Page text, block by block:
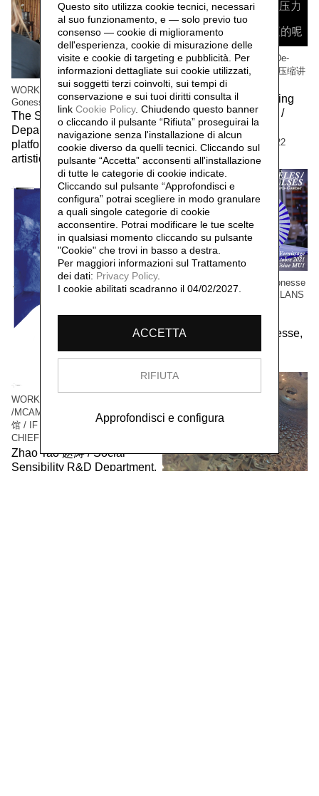
WORK/LIVE 干活 Beijing / Paris-
Gonesse WORKERS RETREAT
The Social Sensibility R&D
Department invited by f.eks.
platform and the Aalborg
artistic community, 2023
WORK/LIVE 干活 Beijing / De-
Compressing Storytelling 解压缩讲
故事
The workers of the Beijing
factory 北京工厂的工人 /
Social Sensibility R&D
Department Beijing,
2022
WORK / LIVE 干活 Paris-Gonesse
/ PARALLEL IMPULSES - ELANS
Social Sensibility R&D
Department Paris-Gonesse,
WORK / LIVE 干活 Shanghai
/MCAM Ming Museum 明当代美术
馆 / IF I WAS THE VILLAGE
CHIEF 假如我是村长
Zhao Tao 赵涛 / Social
Sensibility R&D Department,
Questo sito utilizza cookie tecnici, necessari
al suo funzionamento, e — solo previo tuo
consenso — cookie di miglioramento
dell'esperienza, cookie di misurazione delle
visite e cookie di targeting e pubblicità. Per
informazioni dettagliate sui cookie utilizzati,
sui soggetti terzi coinvolti, sui tempi di
conservazione e sui tuoi diritti consulta il
link Cookie Policy. Chiudendo questo banner
o cliccando il pulsante “Rifiuta” proseguirai la
navigazione senza l'installazione di alcun
cookie diverso da quelli tecnici. Cliccando sul
pulsante “Accetta” acconsenti all'installazione
di tutte le categorie di cookie indicate.
Cliccando sul pulsante “Approfondisci e
configura” potrai scegliere in modo granulare
a quali singole categorie di cookie
acconsentire. Potrai modificare le tue scelte
in qualsiasi momento cliccando su pulsante
"Cookie" che trovi in basso a destra.
Per maggiori informazioni sul Trattamento
dei dati: Privacy Policy.
I cookie abilitati scadranno il 04/02/2027.
ACCETTA
RIFIUTA
Approfondisci e configura